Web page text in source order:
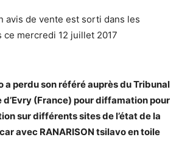
avis de vente est sorti dans les
ce mercredi 12 juillet 2017
a perdu son référé auprès du Tribunal
d’Evry (France) pour diffamation pour
sur différents sites de l’état de la
avec RANARISON tsilavo en toile